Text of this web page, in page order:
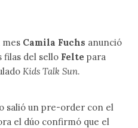
mes Camila Fuchs anunció
filas del sello Felte para
Kids Talk Sun.
salió un pre-order con el
el dúo confirmó que el